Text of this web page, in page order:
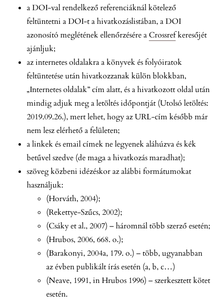
a DOI-val rendelkező referenciáknál kötelező
feltüntetni a DOI-t a hivatkozáslistában, a DOI
azonosító meglétének ellenőrzésére aCrossrefkeresőjét
ajánljuk;
az internetes oldalakra a könyvek és folyóiratok
feltüntetése után hivatkozzanak külön blokkban,
„Internetes oldalak” cím alatt, és a hivatkozott oldal után
mindig adjuk meg a letöltés időpontját (Utolsó letöltés:
2019.09.26.), mert lehet, hogy az URL-cím később már
nem lesz elérhető a felületen;
a linkek és email címek ne legyenek aláhúzva és kék
betűvel szedve (de maga a hivatkozás maradhat);
szöveg közbeni idézéskor az alábbi formátumokat
használjuk:
(Horváth, 2004);
(Rekettye-Szűcs, 2002);
(Csáky et al., 2007) – háromnál több szerző esetén;
(Hrubos, 2006, 668. o.);
(Barakonyi, 2004a, 179. o.) – több, ugyanabban
az évben publikált írás esetén (a, b, c…)
(Neave, 1991, in Hrubos 1996) – szerkesztett kötet
esetén.